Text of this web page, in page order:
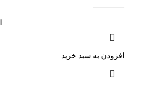
افزودن به سبد خرید